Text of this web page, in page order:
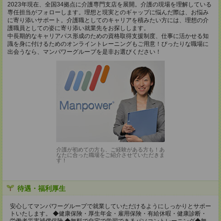
2023年現在、全国34拠点に介護専門支店を展開。介護の現場を理解している
専任担当がフォローします。理想と現実とのギャップに悩んだ際は、お悩み
に寄り添いサポート。介護職としてのキャリアを積みたい方には、理想の介
護職員としての姿に寄り添い就業先をお探しします。
中長期的なキャリアパス形成のための資格取得支援制度、仕事に活かせる知
識を身に付けるためのオンライントレーニングもご用意！ぴったりな職場に
出会うなら、マンパワーグループを是非お選びください！
介護が初めての方も、ご経験がある方も！あ
なたに合った職場をご紹介させていただきま
す！
待遇・福利厚生
安心してマンパワーグループで就業していただけるようにしっかりとサポー
トいたします。 ◆健康保険・厚生年金・雇用保険・有給休暇・健康診断・